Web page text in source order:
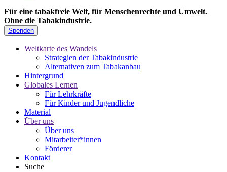
Für eine tabakfreie Welt, für Menschenrechte und Umwelt.
Ohne die Tabakindustrie.
Spenden
Weltkarte des Wandels
Strategien der Tabakindustrie
Alternativen zum Tabakanbau
Hintergrund
Globales Lernen
Für Lehrkräfte
Für Kinder und Jugendliche
Material
Über uns
Über uns
Mitarbeiter*innen
Förderer
Kontakt
Suche